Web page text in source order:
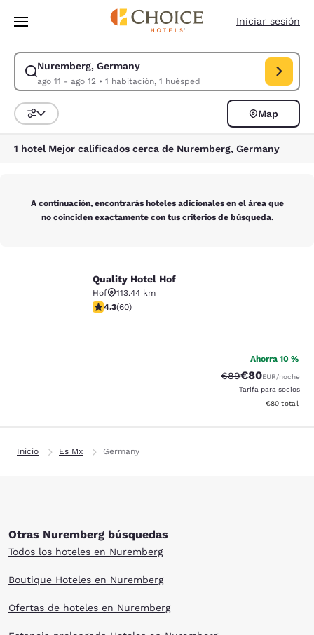
Pasar A Contenido Principal
Iniciar sesión
Nuremberg, Germany
ago 11 - ago 12• 1 habitación, 1 huésped
Modificar la búsqueda de Nuremberg, Germany. Fecha de check-in
Ordenar y filtrar
Map
1 hotel Mejor calificados cerca de Nuremberg, Germany
A continuación, encontrarás hoteles adicionales en el área que
no coinciden exactamente con tus criterios de búsqueda.
Quality Hotel Hof
Quality Hotel Hof
Hof
113.44 km
calificación de 4.35 estrellas. Excelente. 60 reseñas
4.3(60)
Ahorra 10 %
Precio tachado:
€89Precio con
€80EUR/noche
Tarifa para socios
Ver detalles
€80 total
Inicio Es Mx Germany
Otras Nuremberg búsquedas
Todos los hoteles en Nuremberg
Boutique Hoteles en Nuremberg
Ofertas de hoteles en Nuremberg